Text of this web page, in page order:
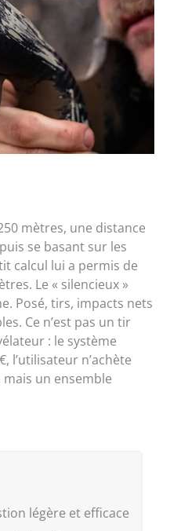
mètres, une distance
se basant sur les
calcul lui a permis de
Le « silencieux »
Posé, tirs, impacts nets
Ce n’est pas un tir
: le système
l’utilisateur n’achète
un ensemble
légère et efficace